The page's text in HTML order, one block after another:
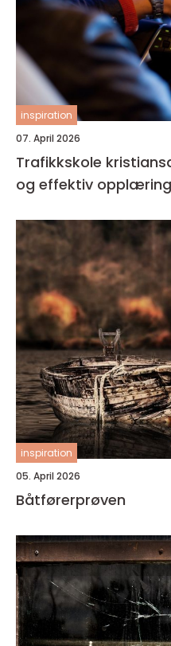
inspiration
07. April 2026
Trafikkskole kristiansand slik finner
og effektiv opplæring
inspiration
05. April 2026
Båtførerprøven